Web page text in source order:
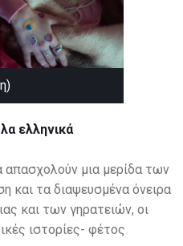
ελληνικά
απασχολούν μια μερίδα των
και τα διαψευσμένα όνειρα
και των γηρατειών, οι
ιστορίες- φέτος